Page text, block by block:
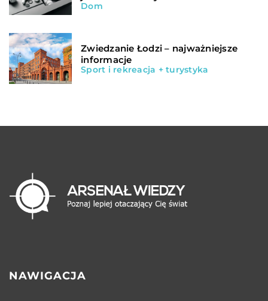
Dom
Zwiedzanie Łodzi – najważniejsze
informacje
Sport i rekreacja + turystyka
NAWIGACJA